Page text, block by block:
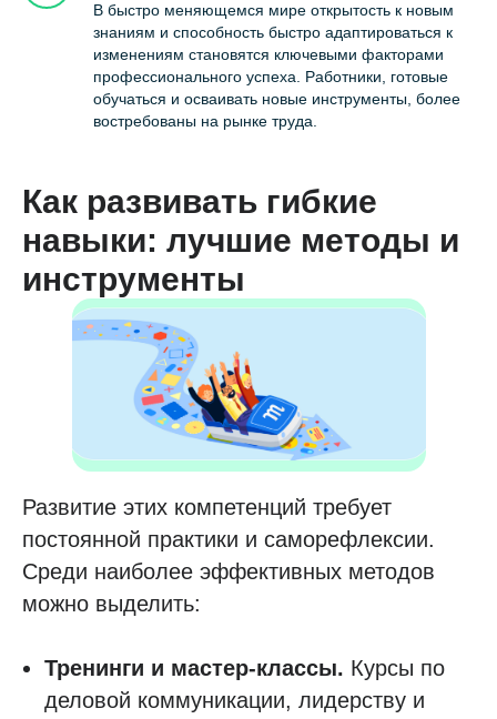
В быстро меняющемся мире открытость к новым
знаниям и способность быстро адаптироваться к
изменениям становятся ключевыми факторами
профессионального успеха. Работники, готовые
обучаться и осваивать новые инструменты, более
востребованы на рынке труда.
Как развивать гибкие
навыки: лучшие методы и
инструменты
Развитие этих компетенций требует
постоянной практики и саморефлексии.
Среди наиболее эффективных методов
можно выделить:
Тренинги и мастер-классы. Курсы по
деловой коммуникации, лидерству и